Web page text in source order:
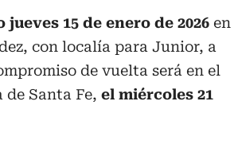
15 de enero de 2026 en
con localía para Junior, a
de vuelta será en el
de Santa Fe, el miércoles 21